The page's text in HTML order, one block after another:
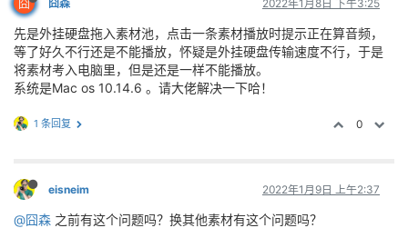
囧森 2022年1月8日 下午3:25
先是外挂硬盘拖入素材池，点击一条素材播放时提示正在算音频，
等了好久不行还是不能播放，怀疑是外挂硬盘传输速度不行，于是
将素材考入电脑里，但是还是一样不能播放。
系统是Mac os 10.14.6 。请大佬解决一下哈！
1 条回复 0
eisneim 2022年1月9日 上午2:37
@囧森 之前有这个问题吗？换其他素材有这个问题吗？